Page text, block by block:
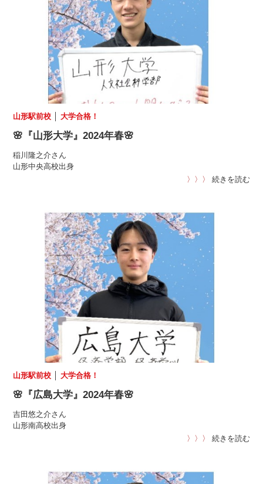
山形駅前校 │大学合格！
🌸『山形大学』2024年春🌸
稲川隆之介さん
山形中央高校出身
〉〉〉
続きを読む
山形駅前校 │大学合格！
🌸『広島大学』2024年春🌸
吉田悠之介さん
山形南高校出身
〉〉〉
続きを読む